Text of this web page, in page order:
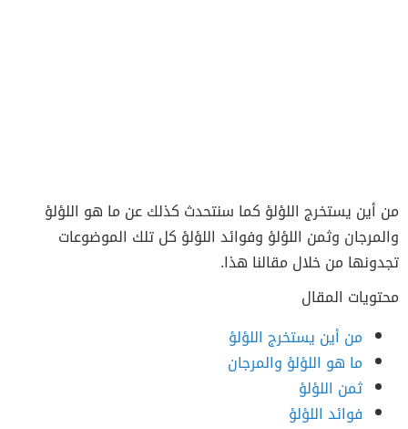
من أين يستخرج اللؤلؤ كما سنتحدث كذلك عن ما هو اللؤلؤ
والمرجان وثمن اللؤلؤ وفوائد اللؤلؤ كل تلك الموضوعات
تجدونها من خلال مقالنا هذا.
محتويات المقال
من أين يستخرج اللؤلؤ
ما هو اللؤلؤ والمرجان
ثمن اللؤلؤ
فوائد اللؤلؤ